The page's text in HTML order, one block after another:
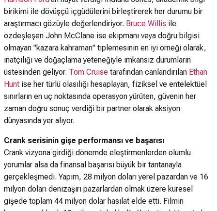
birikimi ile dövüşçü içgüdülerini birleştirerek her durumu bir
araştırmacı gözüyle değerlendiriyor. Bruce Willis ile
özdeşleşen John McClane ise ekipmanı veya doğru bilgisi
olmayan "kazara kahraman" tiplemesinin en iyi örneği olarak,
inatçılığı ve doğaçlama yeteneğiyle imkansız durumların
üstesinden geliyor. Tom Cruise tarafından canlandırılan Ethan
Hunt ise her türlü olasılığı hesaplayan, fiziksel ve entelektüel
sınırların en uç noktasında operasyon yürüten, güvenin her
zaman doğru sonuç verdiği bir partner olarak aksiyon
dünyasında yer alıyor.
Crank serisinin gişe performansı ve başarısı
Crank vizyona girdiği dönemde eleştirmenlerden olumlu
yorumlar alsa da finansal başarısı büyük bir tantanayla
gerçekleşmedi. Yapım, 28 milyon doları yerel pazardan ve 16
milyon doları denizaşırı pazarlardan olmak üzere küresel
gişede toplam 44 milyon dolar hasılat elde etti. Filmin